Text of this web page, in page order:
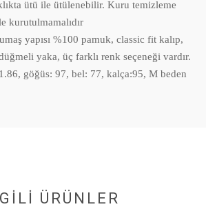
ütü ile ütülenebilir. Kuru temizleme
kurutulmamalıdır
yapısı %100 pamuk, classic fit kalıp,
yaka, üç farklı renk seçeneği vardır.
göğüs: 97, bel: 77, kalça:95, M beden
ÜRÜNLER